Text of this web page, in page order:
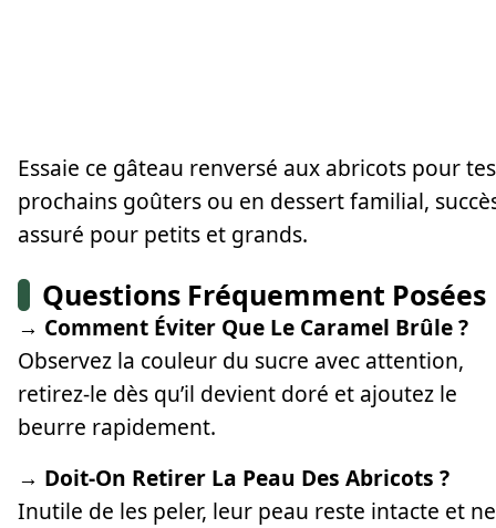
Essaie ce gâteau renversé aux abricots pour tes
prochains goûters ou en dessert familial,
assuré pour petits et grands.
Questions Fréquemment Posées
→ Comment Éviter Que Le Caramel Brûle ?
Observez la couleur du sucre avec attention,
retirez-le dès qu’il devient doré et ajoutez le
beurre rapidement.
→ Doit-On Retirer La Peau Des Abricots ?
Inutile de les peler, leur peau reste intacte et ne